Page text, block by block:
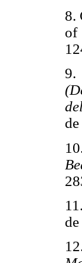
8.
9.
de